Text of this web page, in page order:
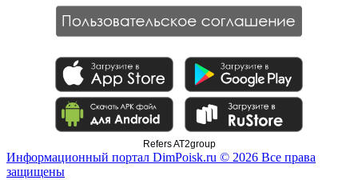
Refers AT2group
Информационный портал DimPoisk.ru © 2026 Все права
защищены